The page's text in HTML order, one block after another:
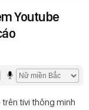
Youtube
tivi thông minh